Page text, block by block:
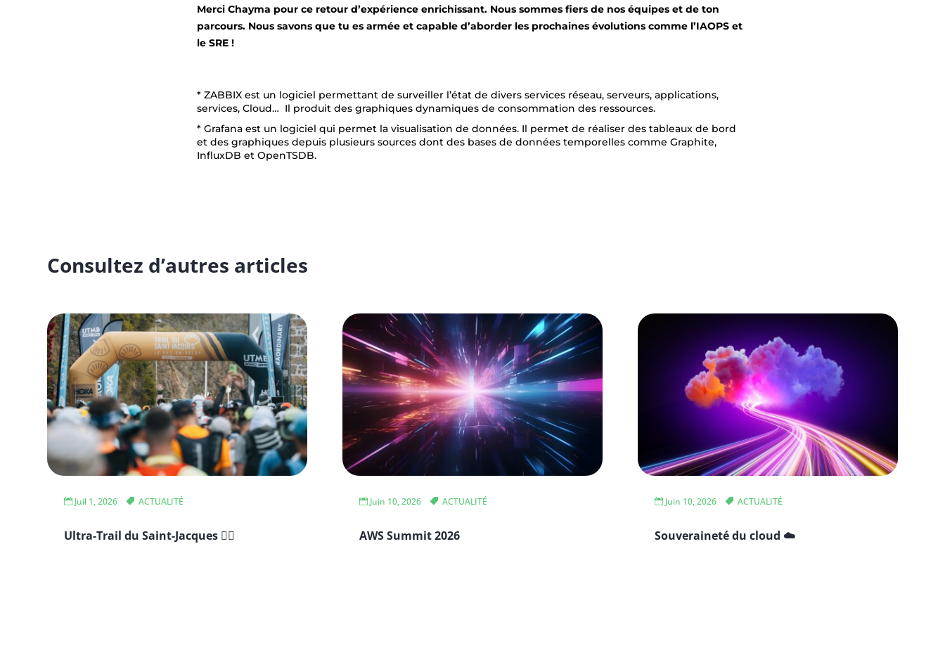
Merci Chayma pour ce retour d’expérience enrichissant. Nous sommes fiers de nos équipes et de ton
parcours. Nous savons que tu es armée et capable d’aborder les prochaines évolutions comme l’IAOPS et
le SRE !
* ZABBIX est un logiciel permettant de surveiller l’état de divers services réseau, serveurs, applications,
services, Cloud… Il produit des graphiques dynamiques de consommation des ressources.
* Grafana est un logiciel qui permet la visualisation de données. Il permet de réaliser des tableaux de bord
et des graphiques depuis plusieurs sources dont des bases de données temporelles comme Graphite,
InfluxDB et OpenTSDB.
Consultez d’autres articles
Ultra-Trail du Saint-Jacques 🏃‍♂️
Juil 1, 2026 ACTUALITÉ
AWS Summit 2026
Juin 10, 2026 ACTUALITÉ
Souveraineté du cloud ☁️
Juin 10, 2026 ACTUALITÉ